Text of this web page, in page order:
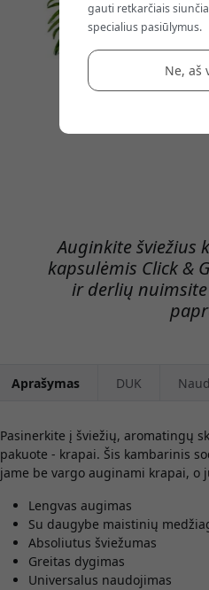
Auginkite šviežius
kapsulėmis Click &
ir derlių
Aprašymas DUK
Pasinerkite į šviežių, aromatingų
pakuote - krapai. Šis kambarinis
jame be vargo auginami krapai, o
Lengvas augimas
Su daugybe maistinių
Absoliutus šviežumas
Greitas dygimas
Universalus naudojimas
gauti retkarčiais
specialius pasiūlymus.
Ne, aš